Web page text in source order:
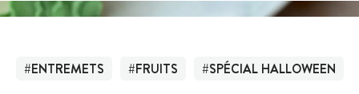
#ENTREMETS #FRUITS
#SPÉCIAL HALLOWEEN